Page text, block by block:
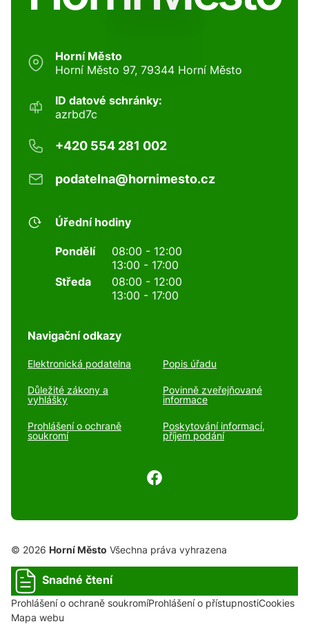
Horní Město
Horní Město 97, 79344 Horní Město
ID datové schránky:
azrbd7c
+420 554 281 002
podatelna@hornimesto.cz
Úřední hodiny
Pondělí
08:00 - 12:00
13:00 - 17:00
Středa
08:00 - 12:00
13:00 - 17:00
Navigační odkazy
Elektronická podatelna Popis úřadu
Důležité zákony a
vyhlášky
Povinně zveřejňované
informace
Prohlášení o ochraně
soukromí
Poskytování informací,
příjem podání
© 2026 Horní Město Všechna práva vyhrazena
Snadné čtení
Prohlášení o ochraně soukromíProhlášení o přístupnostiCookies
Mapa webu